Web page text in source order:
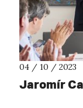
04 / 10 / 2023
Jaromír